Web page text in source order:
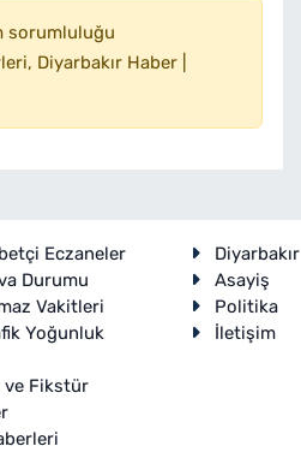
sorumluluğu
Diyarbakır Haber |
Eczaneler
Durumu
Vakitleri
Yoğunluk
ve Fikstür
Diyarbakır
Asayiş
Politika
İletişim